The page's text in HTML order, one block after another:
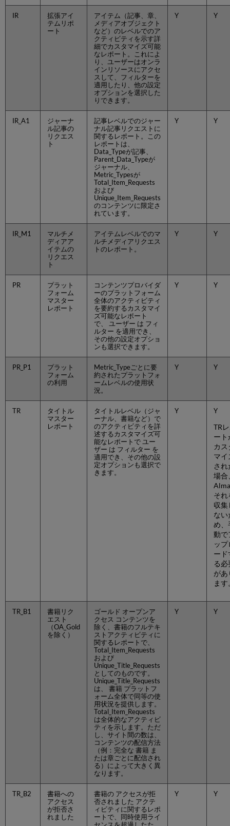
ス
ー
タ
動
ア
ー
ド
式
に
Alma
IR
拡張アイ
テムリポ
ート
アイテム（記事、章、
メディアオブジェクト
など）のレベルでのア
クティビティを示す詳
細でカスタマイズ可能
なレポート。これによ
り、ユーザーはオンラ
インリソースにアクセ
スして、フィルターを
適用したり、他の設定
オプションを選択した
りできます。
Y Y
IR_A1
ジャーナ
ル記事の
リクエス
ト
記事レベルでのジャー
ナル記事リクエストに
関するレポート。この
レポートは、
Data_Typeが記事、
Parent_Data_Typeが
ジャーナル、
Metric_Typesが
Total_Item_Requests
および
Unique_Item_Requests
のコンテンツに限定さ
れています。
Y Y
IR_M1
マルチメ
ディアア
イテムの
リクエス
ト
アイテムレベルでのマ
ルチメディアリクエス
トのレポート。
Y Y
PR
プラット
フォーム
マスター
レポート
コンテンツプロバイダ
ーのプラットフォーム
全体のアクティビティ
を要約するカスタマイ
ズ可能なレポート
で、 ユーザー は フィ
ルター を適用でき、
その他の設定オプショ
ンも選択できます。
Y Y
PR_P1
プラット
フォーム
の利用
Metric_Typeごとに要
約されたプラットフォ
ームレベルの使用状
況。
Y Y
TR
タイトル
マスター
レポート
タイトルレベル（ジャ
ーナル、書籍など）で
のアクティビティを詳
述するカスタマイズ可
能なレポートで ユー
ザー は フィルター を
適用でき、その他の設
定オプションも選択で
きます。
Y Y
TR
ート
カス
マイ
され
場合
それ
収集
ない
め、
動で
ップ
ード
る必
があ
ます
TR_B1
書籍リク
エスト
（OA_Gold
を除く）
ゴールド オープンア
クセス コンテンツを
除く、書籍のフルテキ
ストアクティビティに
関するレポートで、
Total_Item_Requests
および
Unique_Title_Requests
としてのものです。
Unique_Title_Requests
は、 書籍 プラットフ
ォーム全体で同等の使
用状況を提供します。
Total_Item_Requests
は全体的なアクティビ
ティを示します。ただ
し、サイト間の数は、
コンテンツの配信方法
（例：完全な 書籍 ま
たは章ごとに配信され
る）によって大きく異
なります。
Y Y
TR_B2
書籍への
アクセス
が拒否さ
れました
書籍の アクセスが拒
否されました アクテ
ィビティに関するレポ
ートで、同時使用ライ
Y Y